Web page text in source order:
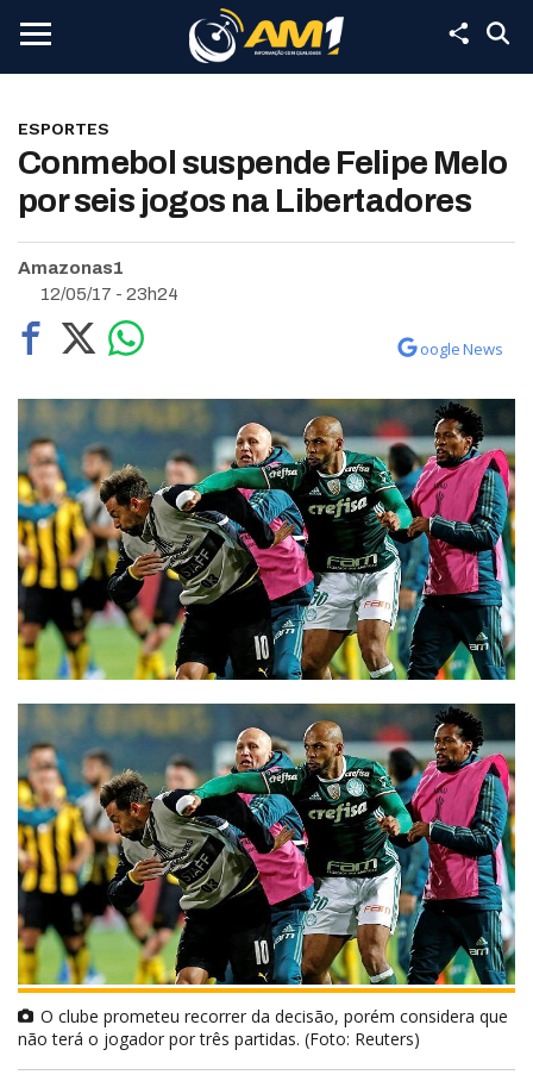
ESPORTES
Conmebol suspende Felipe Melo
por seis jogos na Libertadores
Amazonas1
12/05/17 - 23h24
oogle News
O clube prometeu recorrer da decisão, porém considera que
não terá o jogador por três partidas. (Foto: Reuters)